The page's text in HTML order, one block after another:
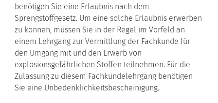
benötigen Sie eine Erlaubnis nach dem
Sprengstoffgesetz. Um eine solche Erlaubnis erwerben
zu können, müssen Sie in der Regel im Vorfeld an
einem Lehrgang zur Vermittlung der Fachkunde für
den Umgang mit und den Erwerb von
explosionsgefährlichen Stoffen teilnehmen. Für die
Zulassung zu diesem Fachkundelehrgang benötigen
Sie eine Unbedenklichkeitsbescheinigung.